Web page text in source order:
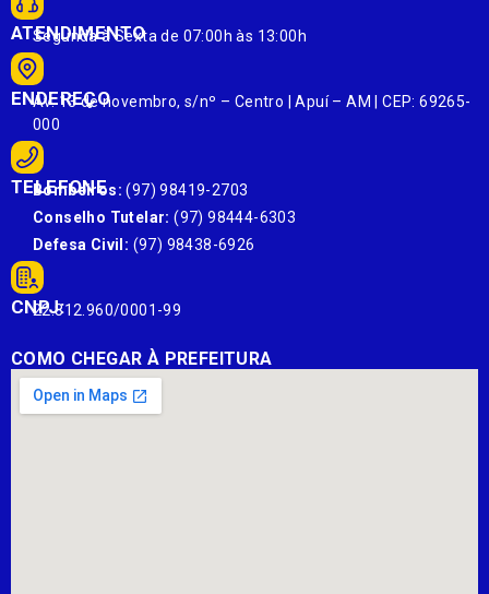
ATENDIMENTO
Segunda à Sexta de 07:00h às 13:00h
ENDEREÇO
Av. 13 de novembro, s/nº – Centro | Apuí – AM | CEP: 69265-
000
TELEFONE
Bombeiros: (97) 98419-2703
Conselho Tutelar: (97) 98444-6303
Defesa Civil: (97) 98438-6926
CNPJ:
22.812.960/0001-99
COMO CHEGAR À PREFEITURA